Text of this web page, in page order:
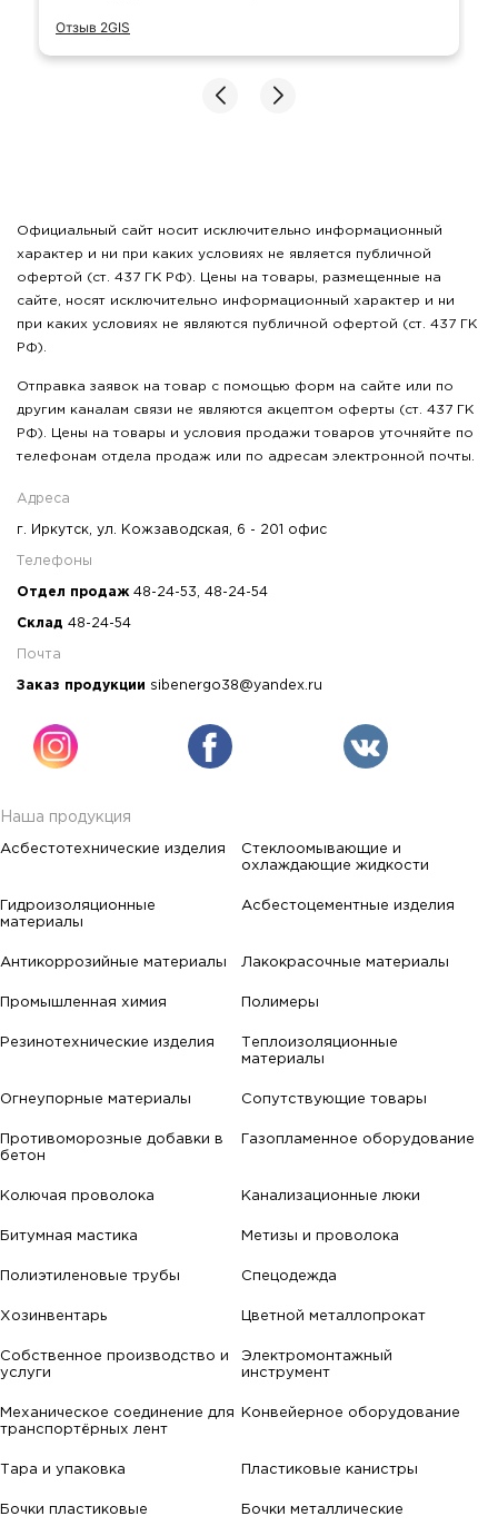
Отзыв 2GIS
Официальный сайт носит исключительно информационный
характер и ни при каких условиях не является публичной
офертой (ст. 437 ГК РФ). Цены на товары, размещенные на
сайте, носят исключительно информационный характер и ни
при каких условиях не являются публичной офертой (ст. 437 ГК
РФ).
Отправка заявок на товар с помощью форм на сайте или по
другим каналам связи не являются акцептом оферты (ст. 437 ГК
РФ). Цены на товары и условия продажи товаров уточняйте по
телефонам отдела продаж или по адресам электронной почты.
Адреса
г. Иркутск, ул. Кожзаводская, 6 - 201 офис
Телефоны
Отдел продаж 48-24-53 48-24-54
Склад 48-24-54
Почта
Заказ продукции sibenergo38@yandex.ru
Наша продукция
Асбестотехнические изделия
Стеклоомывающие и
охлаждающие жидкости
Гидроизоляционные
материалы
Асбестоцементные изделия
Антикоррозийные материалы Лакокрасочные материалы
Промышленная химия Полимеры
Резинотехнические изделия
Теплоизоляционные
материалы
Огнеупорные материалы Сопутствующие товары
Противоморозные добавки в
бетон
Газопламенное оборудование
Колючая проволока Канализационные люки
Битумная мастика Метизы и проволока
Полиэтиленовые трубы Спецодежда
Хозинвентарь Цветной металлопрокат
Собственное производство и
услуги
Электромонтажный
инструмент
Механическое соединение для
транспортёрных лент
Конвейерное оборудование
Тара и упаковка Пластиковые канистры
Бочки пластиковые Бочки металлические